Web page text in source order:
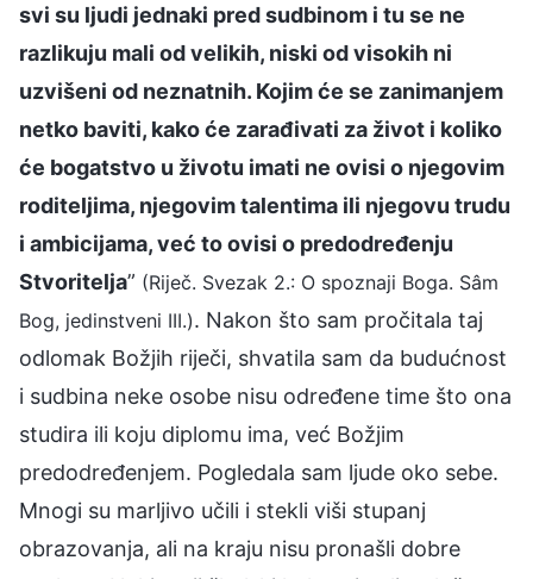
svi su ljudi jednaki pred sudbinom i tu se ne
razlikuju mali od velikih, niski od visokih ni
uzvišeni od neznatnih. Kojim će se zanimanjem
netko baviti, kako će zarađivati za život i koliko
će bogatstvo u životu imati ne ovisi o njegovim
roditeljima, njegovim talentima ili njegovu trudu
i ambicijama, već to ovisi o predodređenju
Stvoritelja” (Riječ. Svezak 2.: O spoznaji Boga. Sâm
Bog, jedinstveni III.). Nakon što sam pročitala taj
odlomak Božjih riječi, shvatila sam da budućnost
i sudbina neke osobe nisu određene time što ona
studira ili koju diplomu ima, već Božjim
predodređenjem. Pogledala sam ljude oko sebe.
Mnogi su marljivo učili i stekli viši stupanj
obrazovanja, ali na kraju nisu pronašli dobre